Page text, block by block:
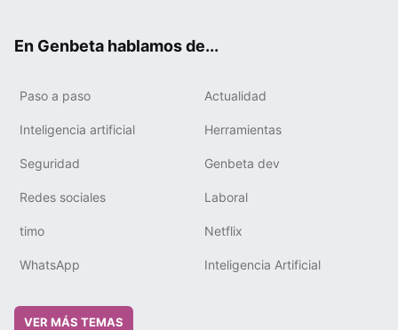
En Genbeta hablamos de...
Paso a paso Actualidad
Inteligencia artificial Herramientas
Seguridad Genbeta dev
Redes sociales Laboral
timo Netflix
WhatsApp Inteligencia Artificial
VER MÁS TEMAS